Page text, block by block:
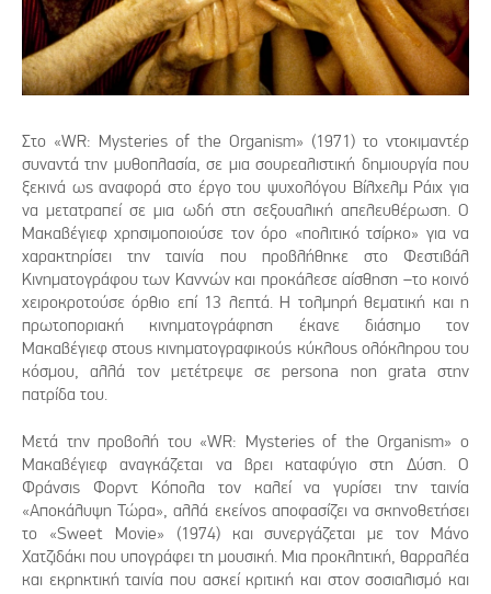
Στο «WR: Mysteries of the Organism» (1971) το ντοκιμαντέρ
συναντά την μυθοπλασία, σε μια σουρεαλιστική δημιουργία που
ξεκινά ως αναφορά στο έργο του ψυχολόγου Βίλχελμ Ράιχ για
να μετατραπεί σε μια ωδή στη σεξουαλική απελευθέρωση. Ο
Μακαβέγιεφ χρησιμοποιούσε τον όρο «πολιτικό τσίρκο» για να
χαρακτηρίσει την ταινία που προβλήθηκε στο Φεστιβάλ
Κινηματογράφου των Καννών και προκάλεσε αίσθηση –το κοινό
χειροκροτούσε όρθιο επί 13 λεπτά. Η τολμηρή θεματική και η
πρωτοποριακή κινηματογράφηση έκανε διάσημο τον
Μακαβέγιεφ στους κινηματογραφικούς κύκλους ολόκληρου του
κόσμου, αλλά τον μετέτρεψε σε persona non grata στην
πατρίδα του.
Μετά την προβολή του «WR: Mysteries of the Organism» ο
Μακαβέγιεφ αναγκάζεται να βρει καταφύγιο στη Δύση. Ο
Φράνσις Φορντ Κόπολα τον καλεί να γυρίσει την ταινία
«Αποκάλυψη Τώρα», αλλά εκείνος αποφασίζει να σκηνοθετήσει
το «Sweet Movie» (1974) και συνεργάζεται με τον Μάνο
Χατζιδάκι που υπογράφει τη μουσική. Μια προκλητική, θαρραλέα
και εκρηκτική ταινία που ασκεί κριτική και στον σοσιαλισμό και